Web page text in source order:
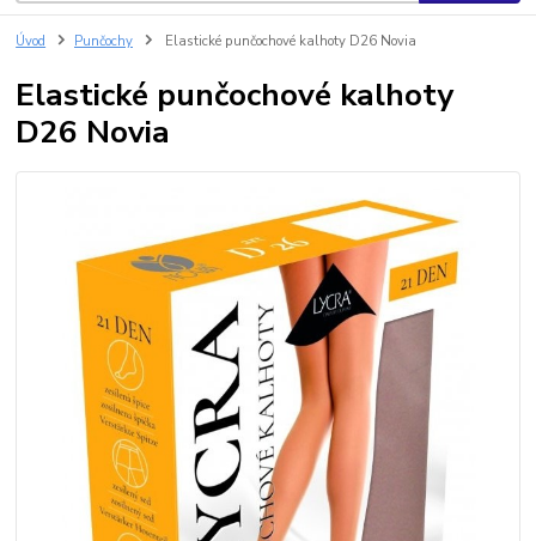
Úvod Punčochy Elastické punčochové kalhoty D26 Novia
Elastické punčochové kalhoty
D26 Novia